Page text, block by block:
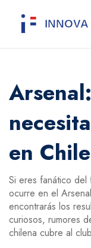
en Chile
Si eres fanático
ocurre en el
encontrarás los
curiosos, rumores
chilena cubre al